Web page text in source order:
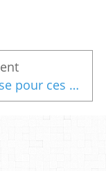
Agate quartz rose pour ces boucles oreilles coeurs, peinture originale, Isabelle Krief Artiste Peintre Narbonne, bijou peint art contemporain,cadeau fete anniversaire noel,saint valentin ceremonie